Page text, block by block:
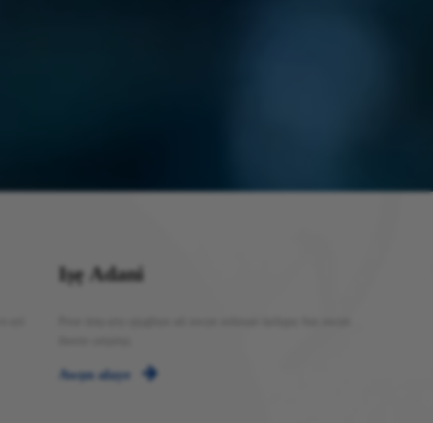
Iṣẹ Adani
Awọn alaye 